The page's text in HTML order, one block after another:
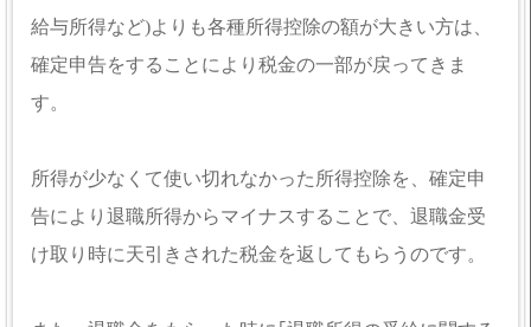
給与所得など)よりも各種所得控除の額が大きい方は、
確定申告をすることにより税金の一部が戻ってきま
す。
所得が少なくて使い切れなかった所得控除を、確定申
告により退職所得からマイナスすることで、退職金受
け取り時に天引きされた税金を返してもらうのです。